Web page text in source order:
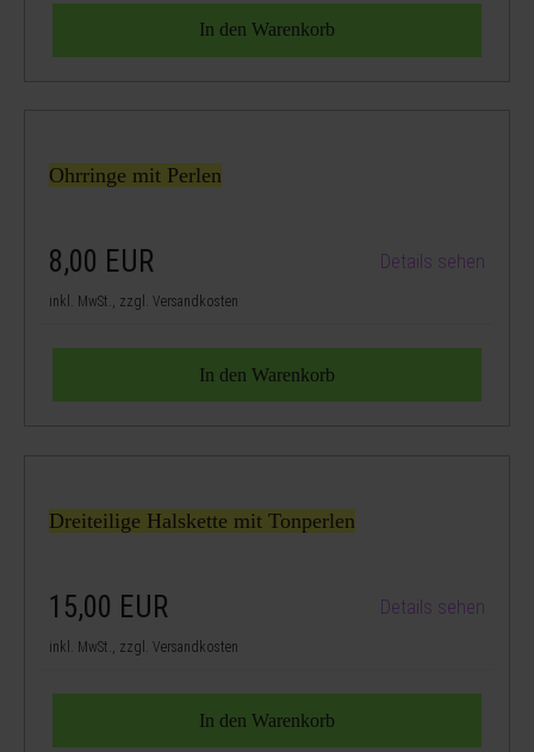
Ohrringe mit Perlen
8,00 EUR Details sehen
inkl. MwSt., zzgl. Versandkosten
Dreiteilige Halskette mit Tonperlen
15,00 EUR Details sehen
inkl. MwSt., zzgl. Versandkosten